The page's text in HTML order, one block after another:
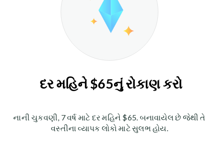
દર મહિને $65નું રોકાણ કરો
નાની ચુકવણી, 7 વર્ષ માટે દર મહિને $65. બનાવાયેલ છે જેથી તે
વસ્તીના વ્યાપક લોકો માટે સુલભ હોય.